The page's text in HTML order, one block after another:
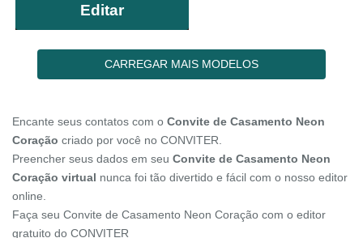
Editar
CARREGAR MAIS MODELOS
Encante seus contatos com o Convite de Casamento Neon
Coração criado por você no CONVITER.
Preencher seus dados em seu Convite de Casamento Neon
Coração virtual nunca foi tão divertido e fácil com o nosso editor
online.
Faça seu Convite de Casamento Neon Coração com o editor
gratuito do CONVITER